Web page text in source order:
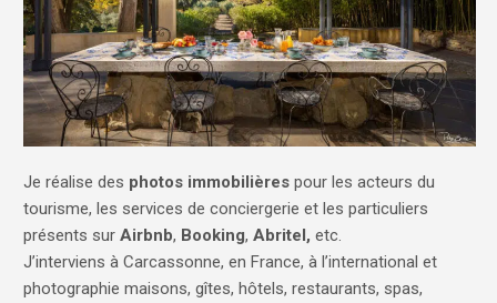
Je réalise des photos immobilières pour les acteurs du
tourisme, les services de conciergerie et les particuliers
présents sur Airbnb, Booking, Abritel, etc.
J’interviens à Carcassonne, en France, à l’international et
photographie maisons, gîtes, hôtels, restaurants, spas,